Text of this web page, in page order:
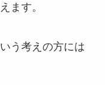
ます。
う考えの方には